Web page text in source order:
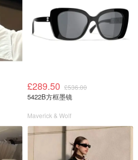
£289.50 £536.00
5422B方框墨镜
Maverick & Wolf